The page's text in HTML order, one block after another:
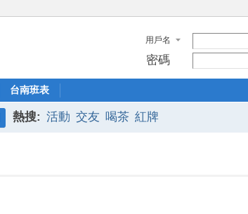
用戶名
密碼
台南班表
熱搜: 活動 交友 喝茶 紅牌